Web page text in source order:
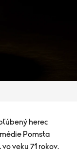
herec
Pomsta
veku 71 rokov.